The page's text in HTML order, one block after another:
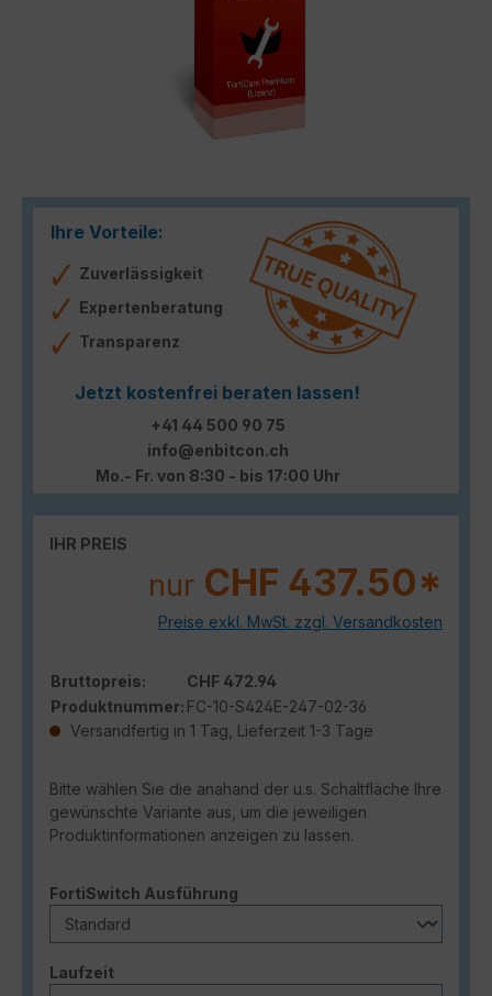
Ihre Vorteile:
Zuverlässigkeit
Expertenberatung
Transparenz
Jetzt kostenfrei beraten lassen!
+41 44 500 90 75
info@enbitcon.ch
Mo.- Fr. von 8:30 - bis 17:00 Uhr
IHR PREIS
nur CHF 437.50*
Preise exkl. MwSt. zzgl. Versandkosten
Bruttopreis:
CHF 472.94
Produktnummer: FC-10-S424E-247-02-36
Versandfertig in 1 Tag, Lieferzeit 1-3 Tage
Bitte wählen Sie die anahand der u.s. Schaltfläche Ihre
gewünschte Variante aus, um die jeweiligen
Produktinformationen anzeigen zu lassen.
FortiSwitch Ausführung
Laufzeitauswählen